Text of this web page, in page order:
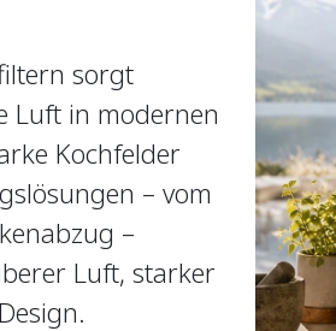
sorgt
Luft in modernen
Kochfelder
– vom
–
Luft, starker